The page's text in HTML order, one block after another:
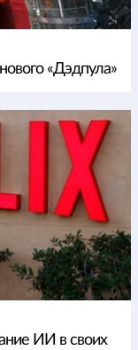
«Дэдпула»
ИИ в своих